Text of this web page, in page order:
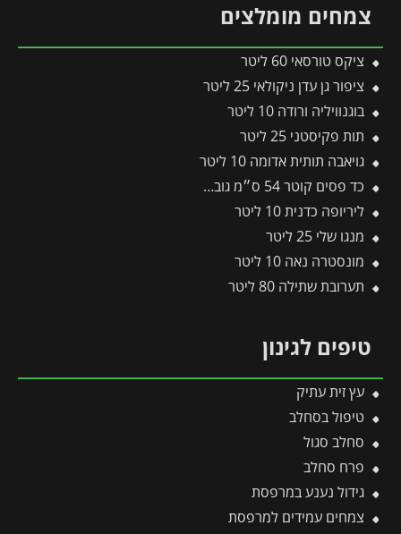
צמחים מומלצים
ציקס טורסאי 60 ליטר
ציפור גן עדן ניקולאי 25 ליטר
בוגנוויליה ורודה 10 ליטר
תות פקיסטני 25 ליטר
גויאבה תותית אדומה 10 ליטר
כד פסים קוטר 54 ס״מ גובה 54 ס״מ שמנת
ליריופה כדנית 10 ליטר
מנגו שלי 25 ליטר
מונסטרה נאה 10 ליטר
תערובת שתילה 80 ליטר
טיפים לגינון
עץ זית עתיק
טיפול בסחלב
סחלב סגול
פרח סחלב
גידול נענע במרפסת
צמחים עמידים למרפסת